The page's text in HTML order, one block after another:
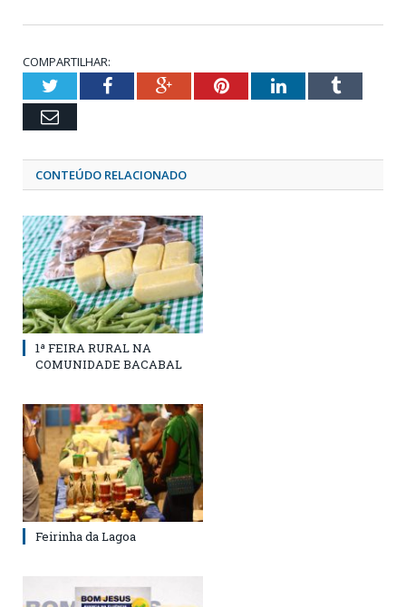
COMPARTILHAR:
TwitterFacebookGoogle+PinterestLinkedInTumblr
Email
CONTEÚDO RELACIONADO
1ª FEIRA RURAL NA
COMUNIDADE BACABAL
Feirinha da Lagoa